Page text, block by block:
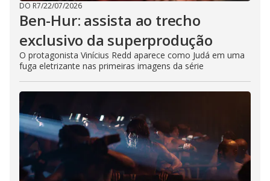
DO R7/22/07/2026
Ben-Hur: assista ao trecho
exclusivo da superprodução
O protagonista Vinícius Redd aparece como Judá em uma
fuga eletrizante nas primeiras imagens da série